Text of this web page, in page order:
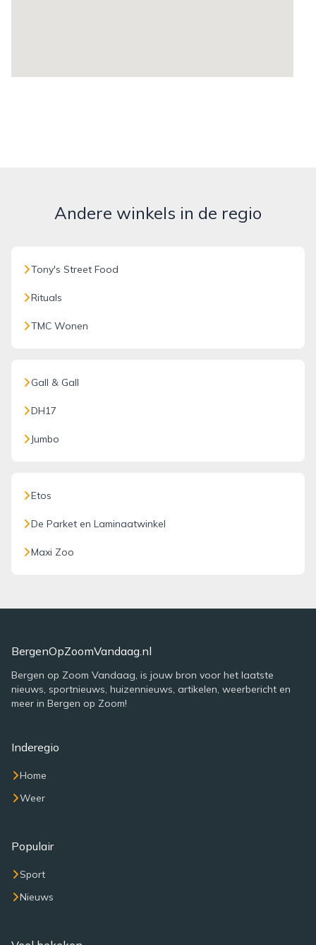
Andere winkels in de regio
Tony's Street Food
Rituals
TMC Wonen
Gall & Gall
DH17
Jumbo
Etos
De Parket en Laminaatwinkel
Maxi Zoo
BergenOpZoomVandaag.nl
Bergen op Zoom Vandaag, is jouw bron voor het laatste
nieuws, sportnieuws, huizennieuws, artikelen, weerbericht en
meer in Bergen op Zoom!
Inderegio
Home
Weer
Populair
Sport
Nieuws